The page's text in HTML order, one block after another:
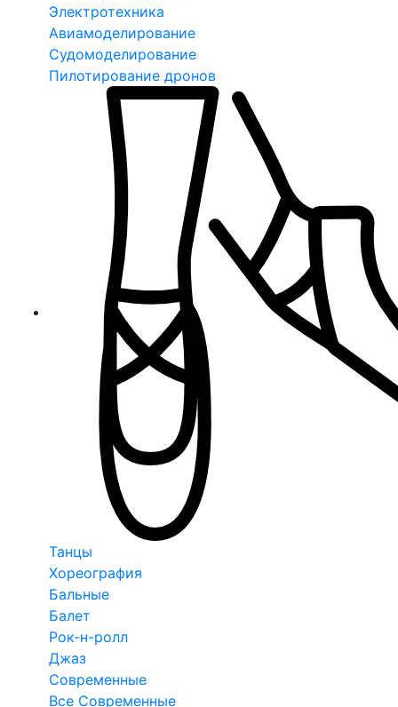
Электротехника
Авиамоделирование
Судомоделирование
Пилотирование дронов
Танцы
Хореография
Бальные
Балет
Рок-н-ролл
Джаз
Современные
Все Современные